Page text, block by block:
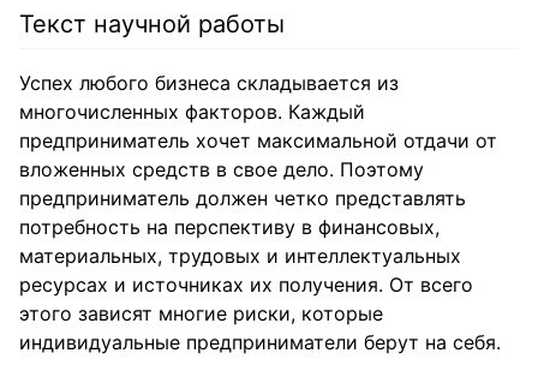
Текст научной работы
Успех любого бизнеса складывается из
многочисленных факторов. Каждый
предприниматель хочет максимальной отдачи от
вложенных средств в свое дело. Поэтому
предприниматель должен четко представлять
потребность на перспективу в финансовых,
материальных, трудовых и интеллектуальных
ресурсах и источниках их получения. От всего
этого зависят многие риски, которые
индивидуальные предприниматели берут на себя.